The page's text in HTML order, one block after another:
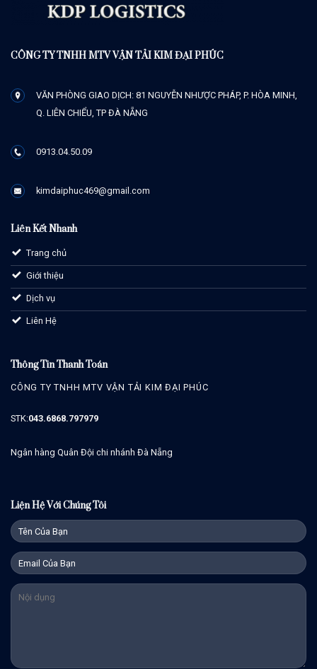
CÔNG TY TNHH MTV VẬN TẢI KIM ĐẠI PHÚC
VĂN PHÒNG GIAO DỊCH: 81 NGUYỄN NHƯỢC PHÁP, P. HÒA MINH,
Q. LIÊN CHIỂU, TP ĐÀ NẴNG
0913.04.50.09
kimdaiphuc469@gmail.com
Liên Kết Nhanh
Trang chủ
Giới thiệu
Dịch vụ
Liên Hệ
Thông Tin Thanh Toán
CÔNG TY TNHH MTV VẬN TẢI KIM ĐẠI PHÚC
STK:043.6868.797979
Ngân hàng Quân Đội chi nhánh Đà Nẵng
Liện Hệ Với Chúng Tôi